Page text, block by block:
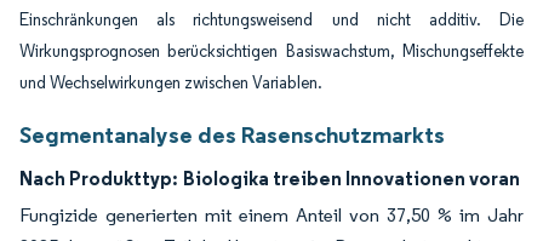
Einschränkungen als richtungsweisend und nicht additiv. Die
Wirkungsprognosen berücksichtigen Basiswachstum, Mischungseffekte
und Wechselwirkungen zwischen Variablen.
Segmentanalyse des Rasenschutzmarkts
Nach Produkttyp: Biologika treiben Innovationen voran
Fungizide generierten mit einem Anteil von 37,50 % im Jahr